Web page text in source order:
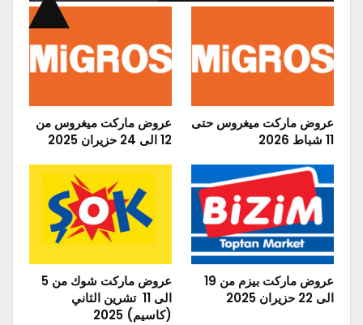
عروض ماركت ميغروس حتى
11 شباط 2026
عروض ماركت ميغروس من
12 الى 24 حزيران 2025
عروض ماركت بيزم من 19
الى 22 حزيران 2025
عروض ماركت شوك من 5
الى 11 تشرين الثاني
(كاسيم) 2025